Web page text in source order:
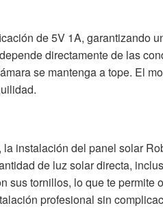
de 5V 1A, garantizando
directamente de las
se mantenga a tope. El
instalación del panel solar
de luz solar directa,
sus tornillos, lo que te permite
profesional sin